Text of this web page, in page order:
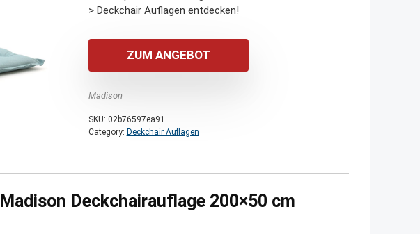
> Deckchair Auflagen entdecken!
ZUM ANGEBOT
Madison
SKU: 02b76597ea91
Category: Deckchair Auflagen
Deckchairauflage 200×50 cm